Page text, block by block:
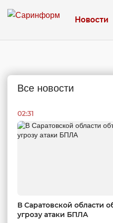
Новости
Все новости
02:31
В Саратовской области
угрозу атаки БПЛА